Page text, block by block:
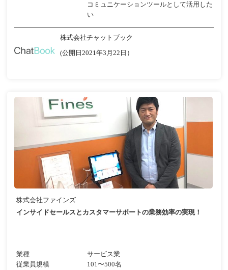
コミュニケーションツールとして活用した
い
株式会社チャットブック
(公開日2021年3月22日）
株式会社ファインズ
インサイドセールスとカスタマーサポートの業務効率の実現！
業種
サービス業
従業員規模
101〜500名